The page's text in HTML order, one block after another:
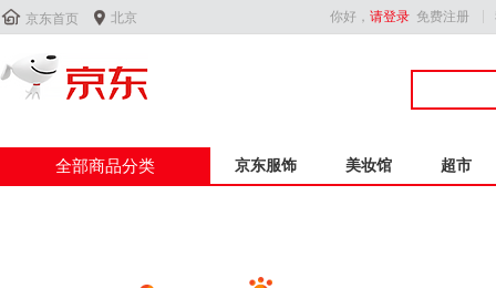
 京东首页  北京 你好， 请登录 免费注册
全部商品分类 京东服饰 美妆馆 超市